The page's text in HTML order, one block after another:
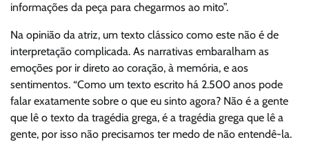
informações da peça para chegarmos ao mito”.
Na opinião da atriz, um texto clássico como este não é de
interpretação complicada. As narrativas embaralham as
emoções por ir direto ao coração, à memória, e aos
sentimentos. “Como um texto escrito há 2.500 anos pode
falar exatamente sobre o que eu sinto agora? Não é a gente
que lê o texto da tragédia grega, é a tragédia grega que lê a
gente, por isso não precisamos ter medo de não entendê-la.